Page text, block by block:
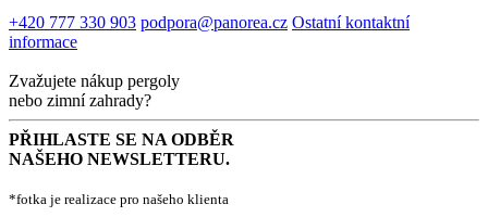
+420 777 330 903 podpora@panorea.cz Ostatní kontaktní
informace
Zvažujete nákup pergoly
nebo zimní zahrady?
PŘIHLASTE SE NA ODBĚR
NAŠEHO NEWSLETTERU.
*fotka je realizace pro našeho klienta